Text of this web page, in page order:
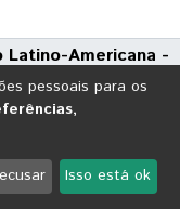
Latino-Americana -
- Polo Universitário
- Paraná
2026LYRASIS
pessoais para os
Isso está ok